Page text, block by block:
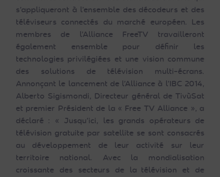
s’appliqueront à l’ensemble des décodeurs et des
téléviseurs connectés du marché européen. Les
membres de l’Alliance FreeTV travailleront
également ensemble pour définir les
technologies privilégiées et une vision commune
des solutions de télévision multi-écrans.
Annonçant le lancement de l’Alliance à l’IBC 2014,
Alberto Sigismondi, Directeur général de TivùSat
et premier Président de la « Free TV Alliance », a
déclaré : « Jusqu’ici, les grands opérateurs de
télévision gratuite par satellite se sont consacrés
au développement de leur activité sur leur
territoire national. Avec la mondialisation
croissante des secteurs de la télévision et de